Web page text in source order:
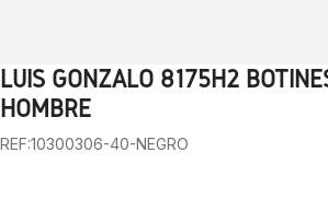
1 2 3 4 5 6 7
LUIS GONZALO 8175H2
HOMBRE
REF:10300306-40-NEGRO